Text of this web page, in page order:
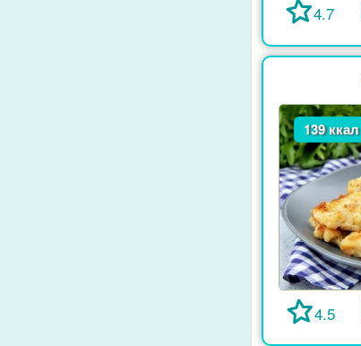
4.7
139 ккал
4.5